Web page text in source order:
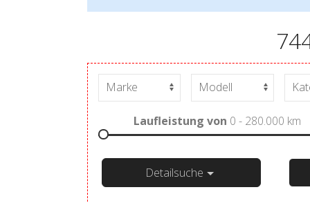
Laufleistung von 0 - 280.000 km
Detailsuche